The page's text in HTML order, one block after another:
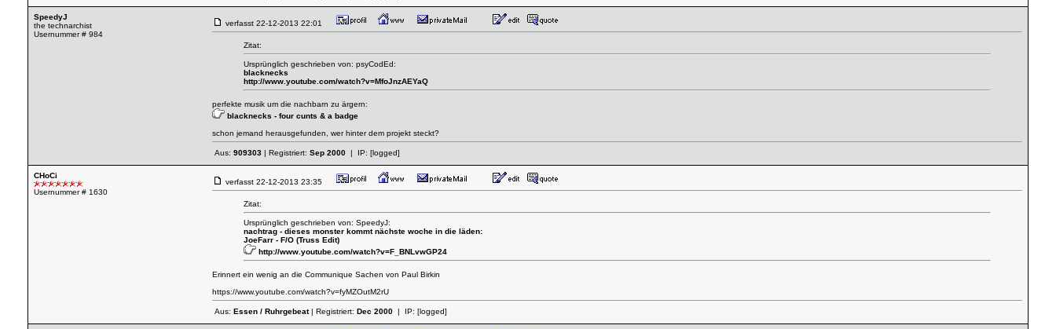
SpeedyJ
the technarchist
Usernummer # 984
verfasst 22-12-2013 22:01
Zitat:
Ursprünglich geschrieben von: psyCodEd:
blacknecks
http://www.youtube.com/watch?v=MfoJnzAEYaQ
perfekte musik um die nachbarn zu ärgern:
blacknecks - four cunts & a badge
schon jemand herausgefunden, wer hinter dem projekt steckt?
Aus: 909303 | Registriert: Sep 2000 | IP: [logged]
CHoCi
Usernummer # 1630
verfasst 22-12-2013 23:35
Zitat:
Ursprünglich geschrieben von: SpeedyJ:
nachtrag - dieses monster kommt nächste woche in die läden:
JoeFarr - F/O (Truss Edit)
http://www.youtube.com/watch?v=F_BNLvwGP24
Erinnert ein wenig an die Communique Sachen von Paul Birkin
https://www.youtube.com/watch?v=fyMZOutM2rU
Aus: Essen / Ruhrgebeat| Registriert: Dec 2000 | IP: [logged]